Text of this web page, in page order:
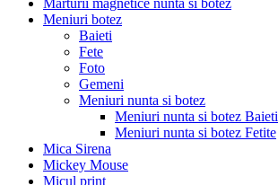
Marturii magnetice nunta si botez
Meniuri botez
Baieti
Fete
Foto
Gemeni
Meniuri nunta si botez
Meniuri nunta si botez Baieti
Meniuri nunta si botez Fetite
Mica Sirena
Mickey Mouse
Micul print